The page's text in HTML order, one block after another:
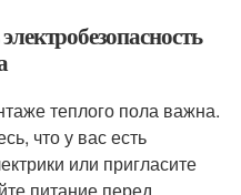
теплого пола важна.
что у вас есть
или пригласите